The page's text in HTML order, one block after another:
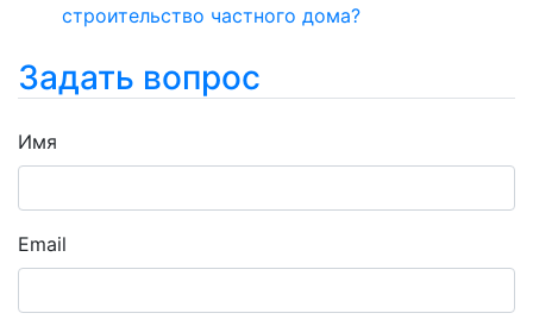
строительство частного дома?
Задать вопрос
Имя
Email